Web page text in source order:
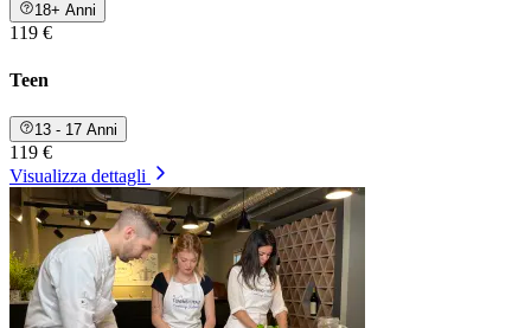
18+ Anni
119 €
Teen
13 - 17 Anni
119 €
Visualizza dettagli